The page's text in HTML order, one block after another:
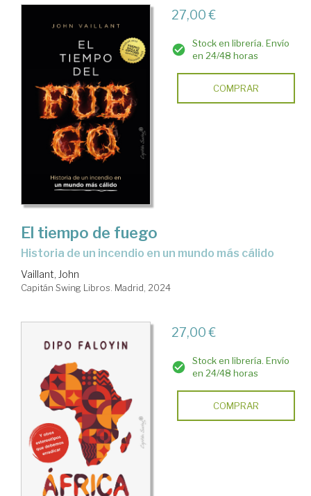
27,00 €
Stock en librería. Envío
en 24/48 horas
COMPRAR
El tiempo de fuego
historia de un incendio en un mundo más cálido
Vaillant, John
Capitán Swing Libros. Madrid, 2024
27,00 €
Stock en librería. Envío
en 24/48 horas
COMPRAR